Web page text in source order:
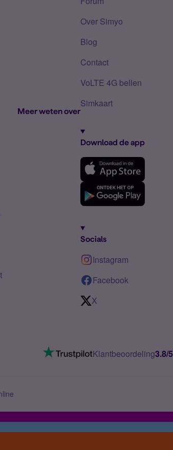
Meer weten over
Over Simyo
Blog
Contact
VoLTE 4G bellen
Simkaart
Download de app
Socials
Instagram
Facebook
X
Klantbeoordeling3.8/5